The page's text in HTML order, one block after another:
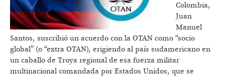
Colombia,
Juan
Manuel
Santos, suscribió un acuerdo con la OTAN como “socio
global” (o “extra OTAN), erigiendo al país sudamericano en
un caballo de Troya regional de esa fuerza militar
multinacional comandada por Estados Unidos, que se